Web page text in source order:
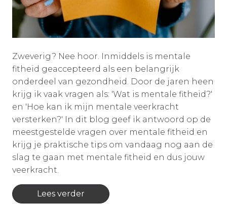
Zweverig? Nee hoor. Inmiddels is mentale
fitheid geaccepteerd als een belangrijk
onderdeel van gezondheid. Door de jaren heen
krijg ik vaak vragen als: 'Wat is mentale fitheid?'
en 'Hoe kan ik mijn mentale veerkracht
versterken?' In dit blog geef ik antwoord op de
meestgestelde vragen over mentale fitheid en
krijg je praktische tips om vandaag nog aan de
slag te gaan met mentale fitheid en dus jouw
veerkracht.
Lees verder